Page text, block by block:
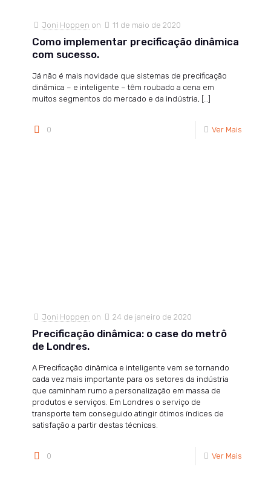
Joni Hoppen on 11 de maio de 2020
Como implementar precificação dinâmica
com sucesso.
Já não é mais novidade que sistemas de precificação
dinâmica – e inteligente – têm roubado a cena em
muitos segmentos do mercado e da indústria, […]
0 Ver Mais
Joni Hoppen on 24 de janeiro de 2020
Precificação dinâmica: o case do metrô
de Londres.
A Precificação dinâmica e inteligente vem se tornando
cada vez mais importante para os setores da indústria
que caminham rumo a personalização em massa de
produtos e serviços. Em Londres o serviço de
transporte tem conseguido atingir ótimos índices de
satisfação a partir destas técnicas.
0 Ver Mais